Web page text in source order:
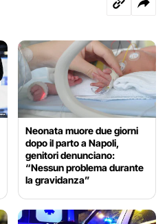
Neonata muore due giorni
dopo il parto a Napoli,
genitori denunciano:
“Nessun problema durante
la gravidanza”